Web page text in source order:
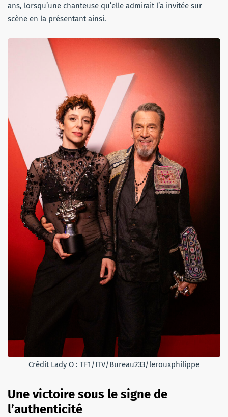
ans, lorsqu’une chanteuse qu’elle admirait l’a invitée sur
scène en la présentant ainsi.
Crédit Lady O : TF1/ITV/Bureau233/lerouxphilippe
Une victoire sous le signe de
l’authenticité